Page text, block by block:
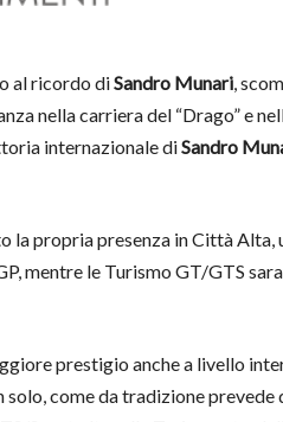
al ricordo diSandro Munari,
nella carriera del “Drago” e
internazionale diSandro
la propria presenza in Città Alta,
mentre le Turismo GT/GTS
prestigio anche a livello
come da tradizione